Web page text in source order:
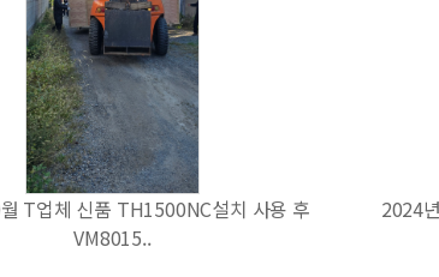
T업체 신품 TH1500NC설치 사용 후
VM8015..
2024